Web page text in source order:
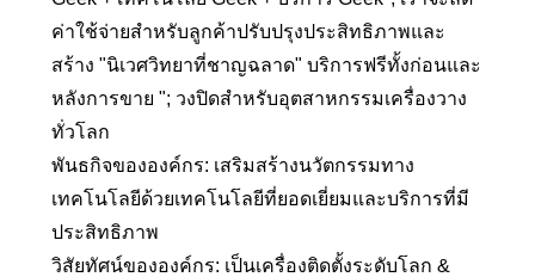
ค่าใช้จ่ายสำหรับลูกค้าปรับปรุงประสิทธิภาพและ
สร้าง "นิเวศวิทยาที่ชาญฉลาด" บริการฟรีทั้งก่อนและ
หลังการขาย "; วงปิดสำหรับอุตสาหกรรมเครื่องวาง
ทั่วโลก
พันธกิจขององค์กร: เสริมสร้างนวัตกรรมทาง
เทคโนโลยีด้วยเทคโนโลยีที่ยอดเยี่ยมและบริการที่มี
ประสิทธิภาพ
วิสัยทัศน์ขององค์กร: เป็นเครื่องติดตั้งระดับโลก &